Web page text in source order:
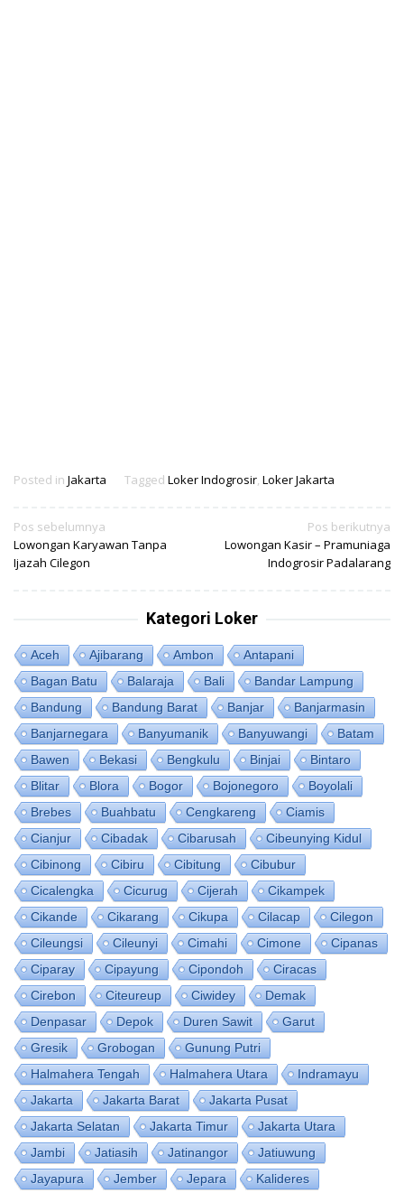
Posted in Jakarta Tagged Loker Indogrosir, Loker Jakarta
Navigasi
pos
Pos sebelumnya
Lowongan Karyawan Tanpa
Ijazah Cilegon
Pos berikutnya
Lowongan Kasir – Pramuniaga
Indogrosir Padalarang
Kategori Loker
Aceh Ajibarang Ambon
Antapani
Bagan Batu
Balaraja Bali
Bandar Lampung
Bandung
Bandung Barat Banjar
Banjarmasin
Banjarnegara
Banyumanik Banyuwangi
Batam
Bawen
Bekasi Bengkulu Binjai
Bintaro
Blitar
Blora Bogor Bojonegoro
Boyolali
Brebes
Buahbatu Cengkareng
Ciamis
Cianjur
Cibadak Cibarusah
Cibeunying Kidul
Cibinong
Cibiru Cibitung
Cibubur
Cicalengka
Cicurug Cijerah
Cikampek
Cikande
Cikarang Cikupa Cilacap
Cilegon
Cileungsi
Cileunyi Cimahi Cimone
Cipanas
Ciparay
Cipayung Cipondoh
Ciracas
Cirebon
Citeureup Ciwidey
Demak
Denpasar
Depok Duren Sawit
Garut
Gresik
Grobogan
Gunung Putri
Halmahera Tengah
Halmahera Utara
Indramayu
Jakarta
Jakarta Barat
Jakarta Pusat
Jakarta Selatan
Jakarta Timur
Jakarta Utara
Jambi
Jatiasih Jatinangor
Jatiuwung
Jayapura
Jember Jepara
Kalideres